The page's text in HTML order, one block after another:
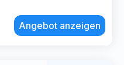
Angebot anzeigen